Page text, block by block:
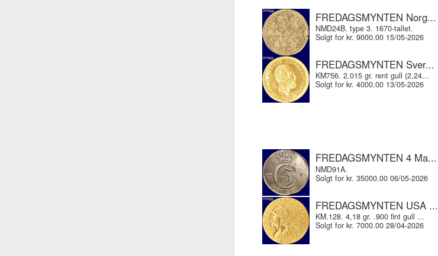
FREDAGSMYNTEN Norg...
NMD24B, type 3. 1670-tallet.
Solgt for kr. 9000.00 15/05-2026
FREDAGSMYNTEN Sver...
KM756. 2.015 gr. rent gull (2,24...
Solgt for kr. 4000.00 13/05-2026
FREDAGSMYNTEN 4 Ma...
NMD91A.
Solgt for kr. 35000.00 06/05-2026
FREDAGSMYNTEN USA ...
KM.128. 4,18 gr. .900 fint gull ...
Solgt for kr. 7000.00 28/04-2026